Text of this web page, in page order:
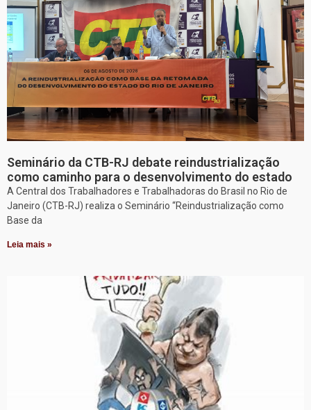
Seminário da CTB-RJ debate reindustrialização
como caminho para o desenvolvimento do estado
A Central dos Trabalhadores e Trabalhadoras do Brasil no Rio de
Janeiro (CTB-RJ) realiza o Seminário “Reindustrialização como
Base da
Leia mais »